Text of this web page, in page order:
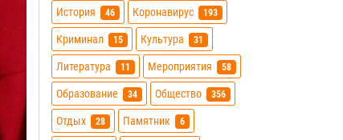
История 46 Коронавирус 193
Криминал 15 Культура 31
Литература 11 Мероприятия 58
Образование 34 Общество 356
Отдых 28 Памятник 6